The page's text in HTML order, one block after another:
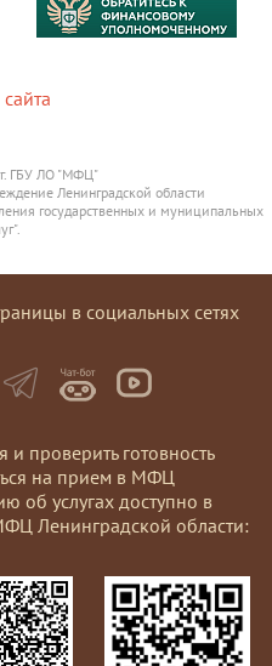
ГБУ ЛО "МФЦ"
Ленинградской области
государственных и муниципальных
в социальных сетях
и проверить готовность
на прием в МФЦ
об услугах доступно в
Ленинградской области: